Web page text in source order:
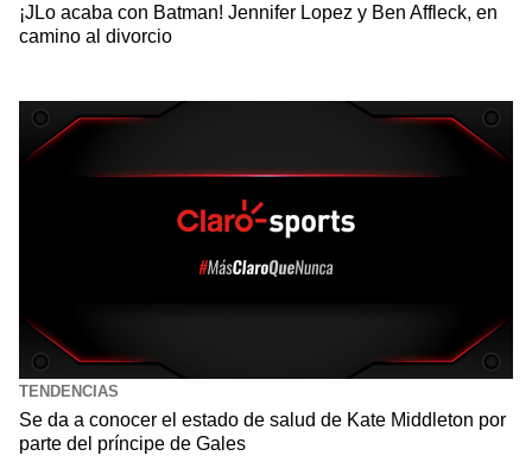
¡JLo acaba con Batman! Jennifer Lopez y Ben Affleck, en
camino al divorcio
TENDENCIAS
Se da a conocer el estado de salud de Kate Middleton por
parte del príncipe de Gales